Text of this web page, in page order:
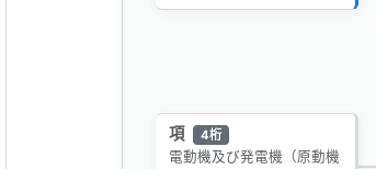
項 4桁
電動機及び発電機（原動機